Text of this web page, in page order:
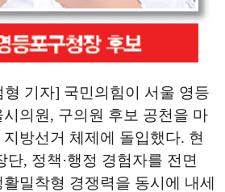
기자] 국민의힘이 서울 영등
의원, 구의원 후보 공천을 마
방선거 체제에 돌입했다. 현
단, 정책·행정 경험자를 전면
밀착형 경쟁력을 동시에 내세